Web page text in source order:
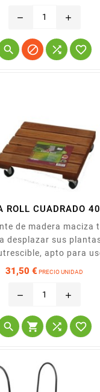
remove add
   
ROLL CUADRADO
de madera maciza
desplazar sus
apto para uso
2 de ellas con freno.
31,50 € PRECIO UNIDAD
remove add
   